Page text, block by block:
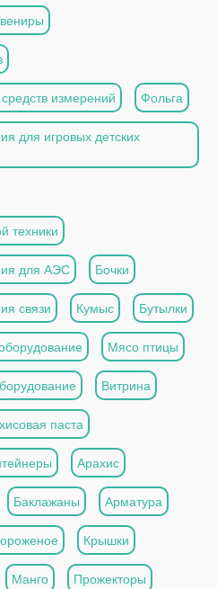
измерений Фольга
для игровых детских
техники
для АЭС Бочки
связи Кумыс Бутылки
Мясо птицы
Витрина
паста
Арахис
Баклажаны Арматура
Крышки
Манго Прожекторы